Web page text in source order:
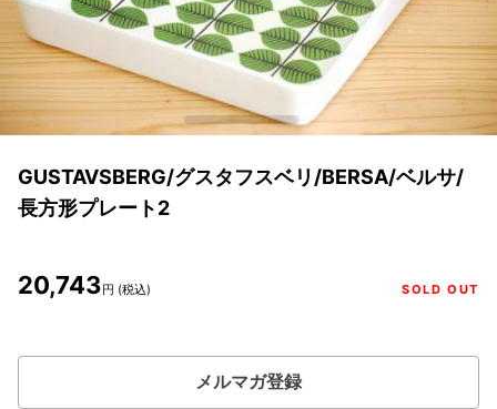
GUSTAVSBERG/グスタフスベリ/BERSA/ベルサ/
長方形プレート2
20,743円 (税込) SOLD OUT
メルマガ登録